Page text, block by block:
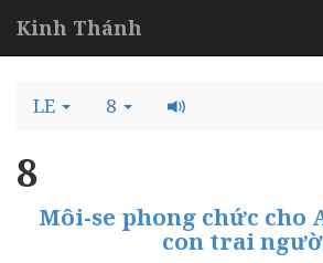
Kinh Thánh
LE 8
8
Môi-se phong chức cho
con trai